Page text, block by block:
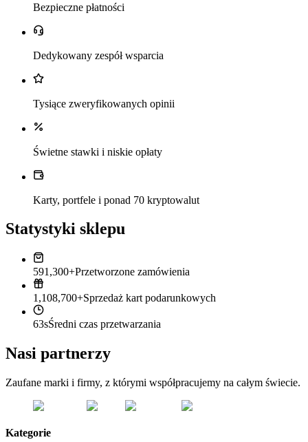
Bezpieczne płatności
Dedykowany zespół wsparcia
Tysiące zweryfikowanych opinii
Świetne stawki i niskie opłaty
Karty, portfele i ponad 70 kryptowalut
Statystyki sklepu
591,300+Przetworzone zamówienia
1,108,700+Sprzedaż kart podarunkowych
63sŚredni czas przetwarzania
Nasi partnerzy
Zaufane marki i firmy, z którymi współpracujemy na całym świecie.
Kategorie